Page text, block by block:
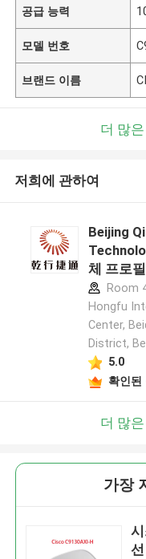
공급 능력
모델 번호
브랜드 이름
더 많
저희에 관하여
Beijing
체 프로필
Room
Hongfu
Center,
District,
5.0
확인된
더 많
가장